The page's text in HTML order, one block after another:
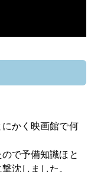
かく映画館で何
で予備知識ほと
沈しました。